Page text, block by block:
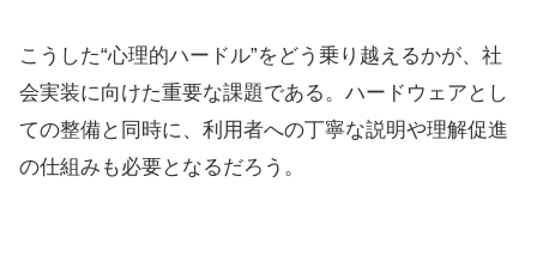
こうした“心理的ハードル”をどう乗り越えるかが、社
会実装に向けた重要な課題である。ハードウェアとし
ての整備と同時に、利用者への丁寧な説明や理解促進
の仕組みも必要となるだろう。